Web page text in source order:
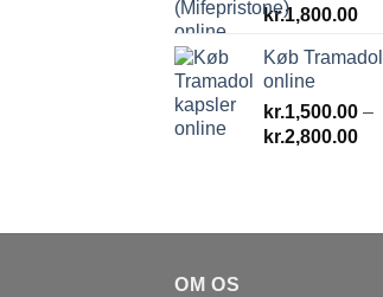
kr.1,800.00
Køb
online
kr.1,500.00 –
kr.2,800.00
OM OS